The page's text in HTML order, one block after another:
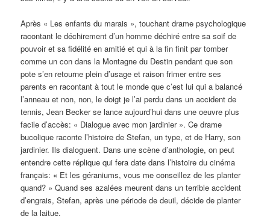
Après « Les enfants du marais », touchant drame psychologique
racontant le déchirement d’un homme déchiré entre sa soif de
pouvoir et sa fidélité en amitié et qui à la fin finit par tomber
comme un con dans la Montagne du Destin pendant que son
pote s’en retourne plein d’usage et raison frimer entre ses
parents en racontant à tout le monde que c’est lui qui a balancé
l’anneau et non, non, le doigt je l’ai perdu dans un accident de
tennis, Jean Becker se lance aujourd’hui dans une oeuvre plus
facile d’accès: « Dialogue avec mon jardinier ». Ce drame
bucolique raconte l’histoire de Stefan, un type, et de Harry, son
jardinier. Ils dialoguent. Dans une scène d’anthologie, on peut
entendre cette réplique qui fera date dans l’histoire du cinéma
français: « Et les géraniums, vous me conseillez de les planter
quand? » Quand ses azalées meurent dans un terrible accident
d’engrais, Stefan, après une période de deuil, décide de planter
de la laitue.